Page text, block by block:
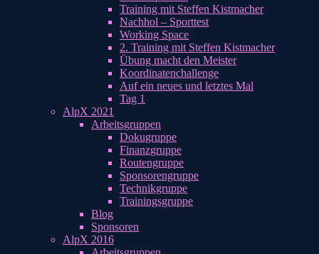
Training mit Steffen Kistmacher
Nachhol – Sporttest
Working Space
2. Training mit Steffen Kistmacher
Übung macht den Meister
Koordinatenchallenge
Auf ein neues und letztes Mal
Tag 1
AlpX 2021
Arbeitsgruppen
Dokugruppe
Finanzgruppe
Routengruppe
Sponsorengruppe
Technikgruppe
Trainingsgruppe
Blog
Sponsoren
AlpX 2016